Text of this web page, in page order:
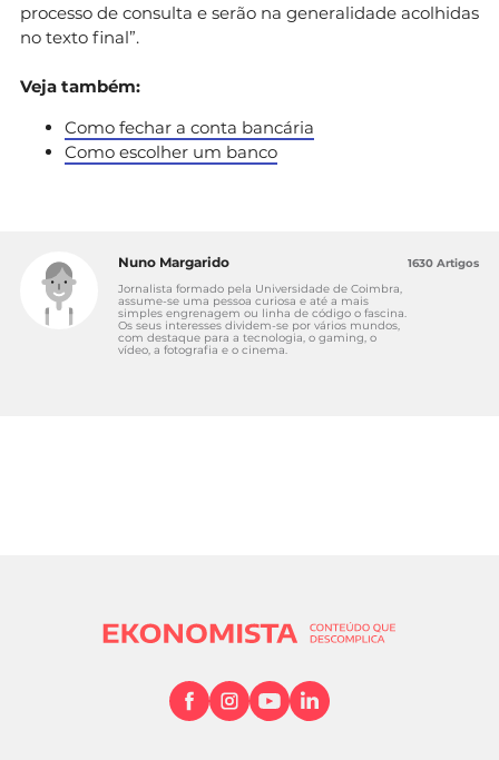
processo de consulta e serão na generalidade acolhidas
no texto final”.
Veja também:
Como fechar a conta bancária
Como escolher um banco
Nuno Margarido
Jornalista formado pela Universidade de Coimbra,
assume-se uma pessoa curiosa e até a mais
simples engrenagem ou linha de código o fascina.
Os seus interesses dividem-se por vários mundos,
com destaque para a tecnologia, o gaming, o
vídeo, a fotografia e o cinema.
1630 Artigos